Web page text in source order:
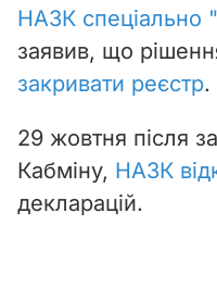
НАЗК спеціально
заявив, що
закривати реєстр.
29 жовтня після
Кабміну, НАЗК
декларацій.